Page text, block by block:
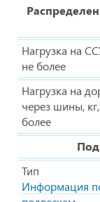
Нагрузка на
не более
Нагрузка на
через шины,
более
Тип
Информация